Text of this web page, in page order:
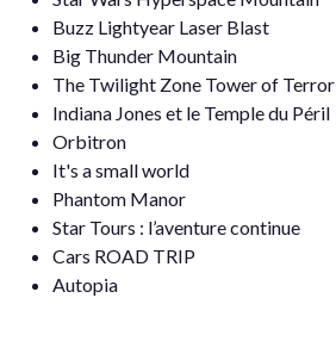
Buzz Lightyear Laser Blast
Big Thunder Mountain
The Twilight Zone Tower of Terror
Indiana Jones et le Temple du Péril​
Orbitron
It's a small world
Phantom Manor
Star Tours : l’aventure continue
Cars ROAD TRIP
Autopia